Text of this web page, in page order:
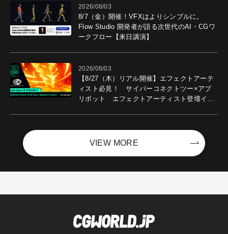
2026/08/03
8/7（金）開催！VFXはよりシンプルに。
Flow Studio 開発者が語る次世代のAI・CGワ
ークフロー【来日講演】
2026/08/03
【8/27（木）リアル開催】エフェクトアーテ
ィスト必見！ サイバーコネクトツー×アプ
リボット エフェクトアーティスト登壇イベ
VIEW MORE